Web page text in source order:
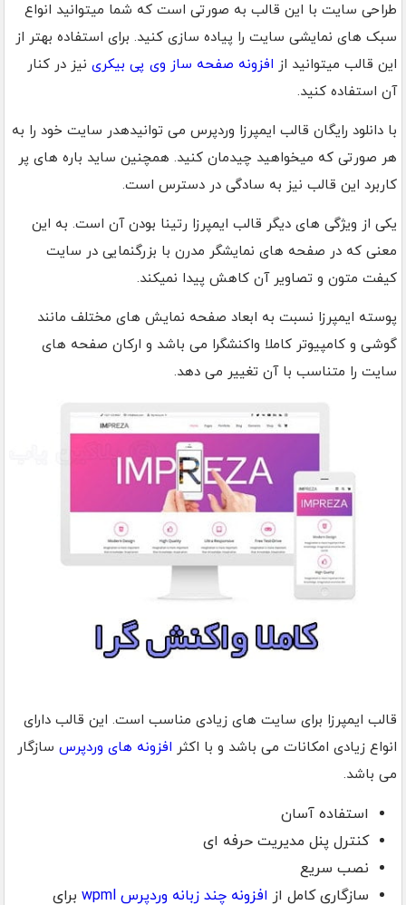
طراحی سایت با این قالب به صورتی است که شما میتوانید انواع
سبک های نمایشی سایت را پیاده سازی کنید. برای استفاده بهتر از
این قالب میتوانید از افزونه صفحه ساز وی پی بیکری نیز در کنار
آن استفاده کنید.
با دانلود رایگان قالب ایمپرزا وردپرس می توانیدهدر سایت خود را به
هر صورتی که میخواهید چیدمان کنید. همچنین ساید باره های پر
کاربرد این قالب نیز به سادگی در دسترس است.
یکی از ویژگی های دیگر قالب ایمپرزا رتینا بودن آن است. به این
معنی که در صفحه های نمایشگر مدرن با بزرگنمایی در سایت
کیفت متون و تصاویر آن کاهش پیدا نمیکند.
پوسته ایمپرزا نسبت به ابعاد صفحه نمایش های مختلف مانند
گوشی و کامپیوتر کاملا واکنشگرا می باشد و ارکان صفحه های
سایت را متناسب با آن تغییر می دهد.
قالب ایمپرزا برای سایت های زیادی مناسب است. این قالب دارای
انواع زیادی امکانات می باشد و با اکثر افزونه های وردپرس سازگار
می باشد.
استفاده آسان
کنترل پنل مدیریت حرفه ای
نصب سریع
سازگاری کامل از افزونه چند زبانه وردپرس wpml برای